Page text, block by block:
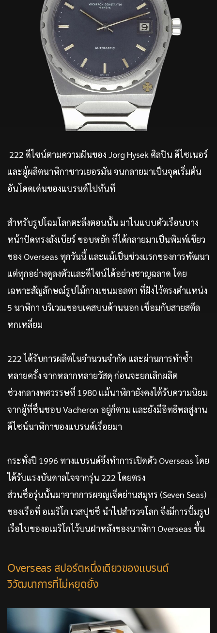
222 ดีไซน์ตามความฝันของ Jorg Hysek ศิลปิน ดีไซเนอร์
และผู้ผลิตนาฬิกาชาวเยอรมัน จนกลายมาเป็นจุดเริ่มต้น
อันโดดเด่นของแบรนด์ไปทันที
สำหรับรูปโฉมโลกตะลึงตอนนั้น มาในแบบตัวเรือนบาง
หน้าปัดทรงถังเบียร์ ขอบหยัก ที่ได้กลายมาเป็นพิมพ์เขียว
ของ Overseas ทุกวันนี้ และแม้เป็นช่วงแรกของการพัฒนา
แต่ทุกอย่างดูลงตัวและดีไซน์ได้อย่างชาญฉลาด โดย
เฉพาะสัญลักษณ์รูปไม้กางเขนมอลตา ที่ฝังไว้ตรงตำแหน่ง
5 นาฬิกา บริเวณขอบเคสบนด้านนอก เชื่อมกับสายสตีล
หกเหลี่ยม
222 ได้รับการผลิตในจำนวนจำกัด และผ่านการทำซ้ำ
หลายครั้ง จากหลากหลายวัสดุ ก่อนจะยกเลิกผลิต
ช่วงกลางทศวรรษที่ 1980 แม้นาฬิกายังคงได้รับความนิยม
จากผู้ที่ชื่นชอบ Vacheron อยู่ก็ตาม และยังมีอิทธิพลสู่งาน
ดีไซน์นาฬิกาของแบรนด์เรื่อยมา
กระทั่งปี 1996 ทางแบรนด์จึงทำการเปิดตัว Overseas โดย
ได้รับแรงบันดาลใจจากรุ่น 222 โดยตรง
ส่วนชื่อรุ่นนั้นมาจากการผจญเจ็ดย่านสมุทร (Seven Seas)
ของเรือที่ อเมริโก เวสปุชชี นำไปสำรวจโลก จึงมีการปั้มรูป
เรือใบของอเมริโกไว้บนฝาหลังของนาฬิกา Overseas ขึ้น
Overseas สปอร์ตหนึ่งเดียวของแบรนด์
วิวัฒนาการที่ไม่หยุดยั้ง